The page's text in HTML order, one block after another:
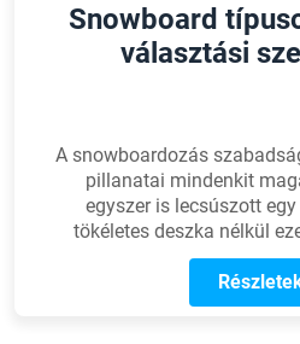
Snowboard
választási
A snowboardozás
pillanatai mindenkit
egyszer is lecsúszott
tökéletes deszka nélkül
teljesek. Legyen szó
sportolóról, a snowboard
egyéb jellemzőinek